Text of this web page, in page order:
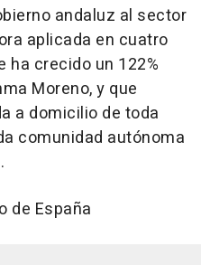
andaluz al sector
aplicada en cuatro
ha crecido un 122%
Moreno, y que
a domicilio de toda
comunidad autónoma
de España